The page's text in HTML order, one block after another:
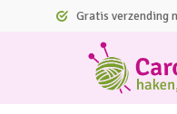
Gratis verzending